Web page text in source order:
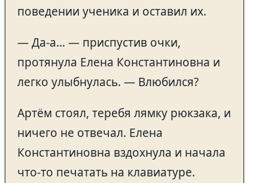
поведении ученика и оставил их.
— Да-а… — приспустив очки,
протянула Елена Константиновна и
легко улыбнулась. — Влюбился?
Артём стоял, теребя лямку рюкзака, и
ничего не отвечал. Елена
Константиновна вздохнула и начала
что-то печатать на клавиатуре.